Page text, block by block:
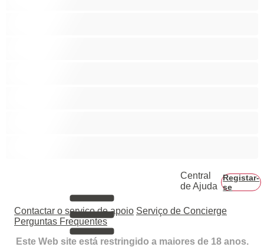
Central
de Ajuda
Registar-
se
Contactar o serviço de apoio Serviço de Concierge
Perguntas Frequentes
Este Web site está restringido a maiores de 18 anos.